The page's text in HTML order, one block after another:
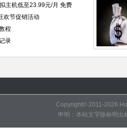
主机低至23.99元/月 免费
欢节促销活动
程
录
Copyright© 2011-2026
申明：本站文字除标明出